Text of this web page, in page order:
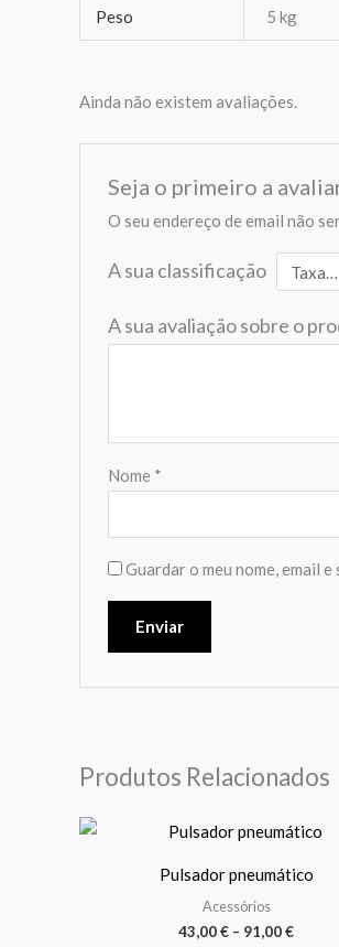
Peso 5 kg
Ainda não existem avaliações.
Seja o primeiro a
O seu endereço de email não
A sua classificação
A sua avaliação sobre o
Nome *
Guardar o meu nome, email
Produtos Relacionados
Pulsador pneumático
Acessórios
43,00€ – 91,00€
Price
range:
This